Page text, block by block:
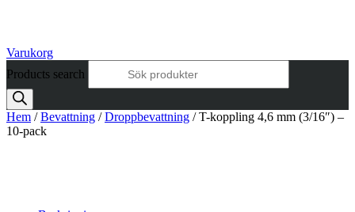
Varukorg
Products search
Hem /Bevattning /Droppbevattning / T-koppling 4,6 mm (3/16″) –
10-pack